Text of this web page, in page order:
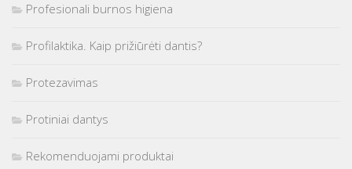
Profesionali burnos higiena
Profilaktika. Kaip prižiūrėti dantis?
Protezavimas
Protiniai dantys
Rekomenduojami produktai